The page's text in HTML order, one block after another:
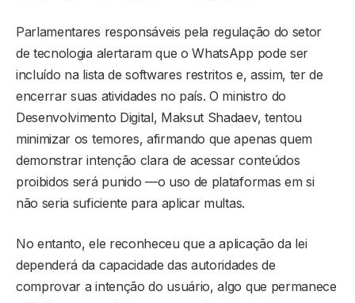
Parlamentares responsáveis pela regulação do setor
de tecnologia alertaram que o WhatsApp pode ser
incluído na lista de softwares restritos e, assim, ter de
encerrar suas atividades no país. O ministro do
Desenvolvimento Digital, Maksut Shadaev, tentou
minimizar os temores, afirmando que apenas quem
demonstrar intenção clara de acessar conteúdos
proibidos será punido —o uso de plataformas em si
não seria suficiente para aplicar multas.
No entanto, ele reconheceu que a aplicação da lei
dependerá da capacidade das autoridades de
comprovar a intenção do usuário, algo que permanece